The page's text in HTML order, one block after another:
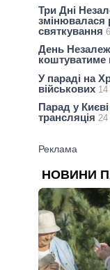
Три Дні
змінювалася
святкування
День
коштуватиме
У параді на
військових
Парад у
трансляція